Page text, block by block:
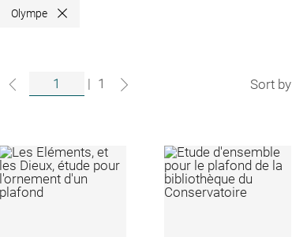
Olympe Close
| 1 Sort by